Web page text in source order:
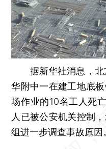
据新华社消息，北
华附中一在建工地底
场作业的10名工人死
人已被公安机关控制
组进一步调查事故原因